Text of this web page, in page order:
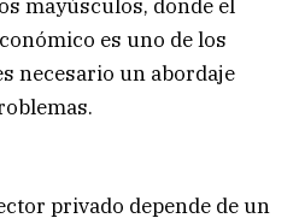
mayúsculos, donde el
es uno de los
necesario un abordaje
privado depende de un